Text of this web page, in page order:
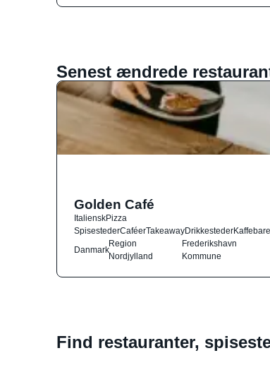
Senest ændrede
Golden Café
ItalienskPizza
SpisestederCaféerTakeawayDrikkesteder
Danmark
Region
Nordjylland
Frederikshavn
Kommune
Find restauranter,